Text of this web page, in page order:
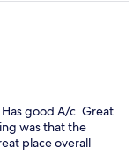
good A/c. Great
was that the
place overall